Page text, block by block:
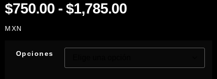
$750.00 - $1,785.00
MXN
Opciones